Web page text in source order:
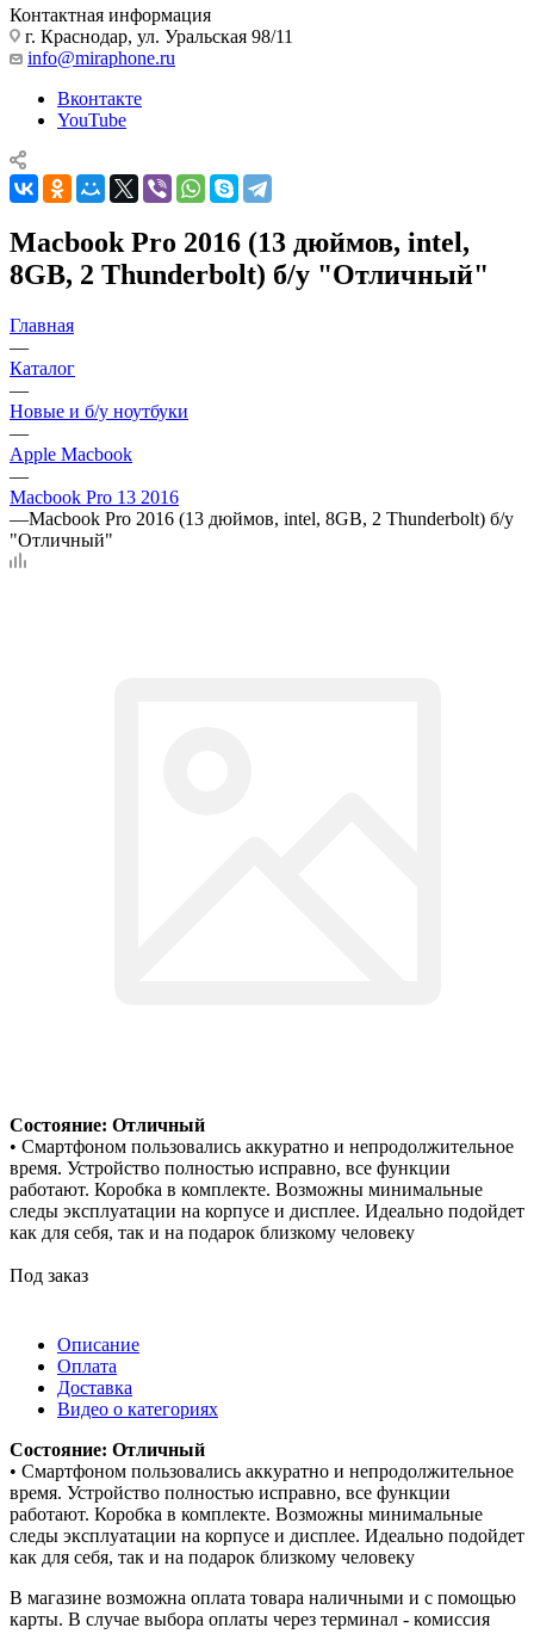
Контактная информация
г. Краснодар, ул. Уральская 98/11
info@miraphone.ru
Вконтакте
YouTube
Macbook Pro 2016 (13 дюймов, intel,
8GB, 2 Thunderbolt) б/у "Отличный"
Главная
—
Каталог
—
Новые и б/у ноутбуки
—
Apple Macbook
—
Macbook Pro 13 2016
—Macbook Pro 2016 (13 дюймов, intel, 8GB, 2 Thunderbolt) б/у
"Отличный"
Состояние: Отличный
• Смартфоном пользовались аккуратно и непродолжительное
время. Устройство полностью исправно, все функции
работают. Коробка в комплекте. Возможны минимальные
следы эксплуатации на корпусе и дисплее. Идеально подойдет
как для себя, так и на подарок близкому человеку
Под заказ
Описание
Оплата
Доставка
Видео о категориях
Состояние: Отличный
• Смартфоном пользовались аккуратно и непродолжительное
время. Устройство полностью исправно, все функции
работают. Коробка в комплекте. Возможны минимальные
следы эксплуатации на корпусе и дисплее. Идеально подойдет
как для себя, так и на подарок близкому человеку
В магазине возможна оплата товара наличными и с помощью
карты. В случае выбора оплаты через терминал - комиссия